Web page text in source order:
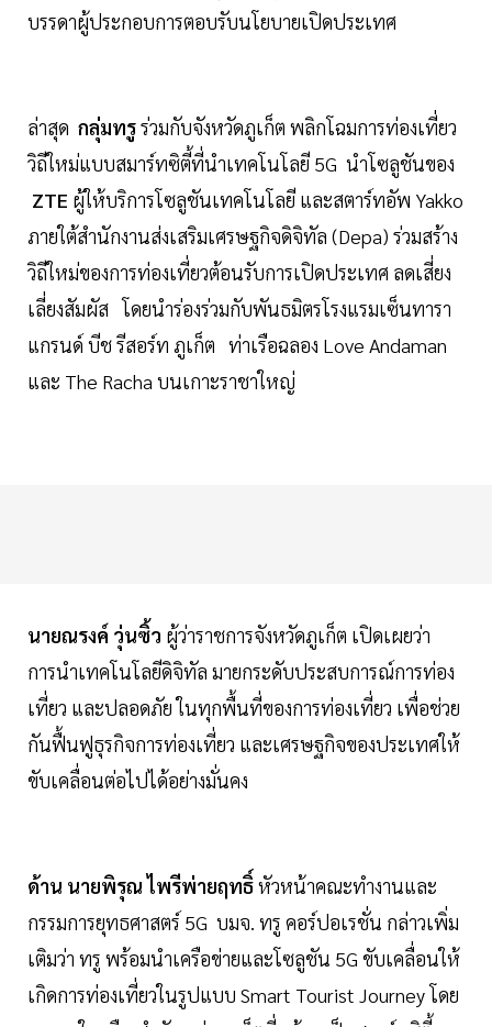
บรรดาผู้ประกอบการตอบรับนโยบายเปิดประเทศ
ล่าสุด กลุ่มทรูร่วมกับจังหวัดภูเก็ต พลิกโฉมการท่องเที่ยว
วิถีใหม่แบบสมาร์ทซิตี้ที่นำเทคโนโลยี 5G นำโซลูชันของ
ZTE ผู้ให้บริการโซลูชันเทคโนโลยี และสตาร์ทอัพ Yakko
ภายใต้สำนักงานส่งเสริมเศรษฐกิจดิจิทัล (Depa) ร่วมสร้าง
วิถีใหม่ของการท่องเที่ยวต้อนรับการเปิดประเทศ ลดเสี่ยง
เลี่ยงสัมผัส โดยนำร่องร่วมกับพันธมิตรโรงแรมเซ็นทารา
แกรนด์ บีช รีสอร์ท ภูเก็ต ท่าเรือฉลอง Love Andaman
และ The Racha บนเกาะราชาใหญ่
นายณรงค์ วุ่นซิ้ว ผู้ว่าราชการจังหวัดภูเก็ต เปิดเผยว่า
การนำเทคโนโลยีดิจิทัล มายกระดับประสบการณ์การท่อง
เที่ยว และปลอดภัย ในทุกพื้นที่ของการท่องเที่ยว เพื่อช่วย
กันฟื้นฟูธุรกิจการท่องเที่ยว และเศรษฐกิจของประเทศให้
ขับเคลื่อนต่อไปได้อย่างมั่นคง
ด้าน นายพิรุณ ไพรีพ่ายฤทธิ์หัวหน้าคณะทำงานและ
กรรมการยุทธศาสตร์ 5G บมจ. ทรู คอร์ปอเรชั่น กล่าวเพิ่ม
เติมว่า ทรู พร้อมนำเครือข่ายและโซลูชัน 5G ขับเคลื่อนให้
เกิดการท่องเที่ยวในรูปแบบ Smart Tourist Journey โดย